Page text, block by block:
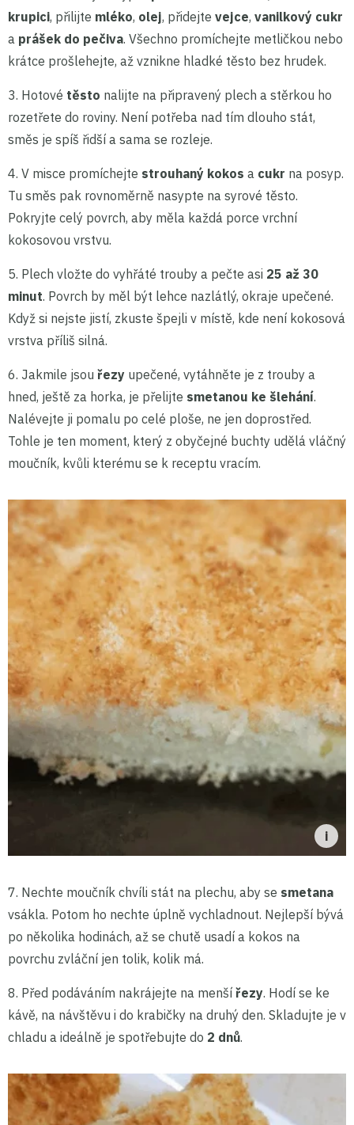
krupici, přilijte mléko, olej, přidejte vejce, vanilkový cukr
a prášek do pečiva. Všechno promíchejte metličkou nebo
krátce prošlehejte, až vznikne hladké těsto bez hrudek.
3. Hotové těsto nalijte na připravený plech a stěrkou ho
rozetřete do roviny. Není potřeba nad tím dlouho stát,
směs je spíš řidší a sama se rozleje.
4. V misce promíchejte strouhaný kokos a cukr na posyp.
Tu směs pak rovnoměrně nasypte na syrové těsto.
Pokryjte celý povrch, aby měla každá porce vrchní
kokosovou vrstvu.
5. Plech vložte do vyhřáté trouby a pečte asi 25 až 30
minut. Povrch by měl být lehce nazlátlý, okraje upečené.
Když si nejste jistí, zkuste špejli v místě, kde není kokosová
vrstva příliš silná.
6. Jakmile jsou řezy upečené, vytáhněte je z trouby a
hned, ještě za horka, je přelijte smetanou ke šlehání.
Nalévejte ji pomalu po celé ploše, ne jen doprostřed.
Tohle je ten moment, který z obyčejné buchty udělá vláčný
moučník, kvůli kterému se k receptu vracím.
7. Nechte moučník chvíli stát na plechu, aby se smetana
vsákla. Potom ho nechte úplně vychladnout. Nejlepší bývá
po několika hodinách, až se chutě usadí a kokos na
povrchu zvláční jen tolik, kolik má.
8. Před podáváním nakrájejte na menší řezy. Hodí se ke
kávě, na návštěvu i do krabičky na druhý den. Skladujte je v
chladu a ideálně je spotřebujte do 2 dnů.